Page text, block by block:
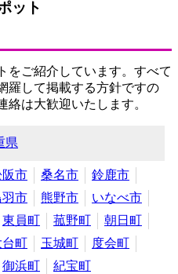
ット
をご紹介しています。すべて
羅して掲載する方針ですの
は大歓迎いたします。
県
阪市 桑名市
鈴鹿市
羽市 熊野市
いなべ市
東員町 菰野町
朝日町
台町 玉城町
度会町
御浜町 紀宝町